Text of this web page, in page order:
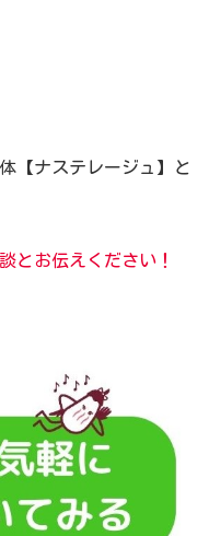
【ナステレージュ】と
とお伝えください！